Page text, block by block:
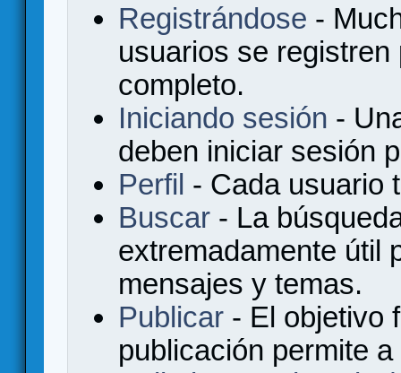
Registrándose -
usuarios se
completo.
Iniciando sesión -
deben iniciar sesión
Perfil - Cada usuario
Buscar - La
extremadamente útil
mensajes y temas.
Publicar - El objetivo
publicación permite